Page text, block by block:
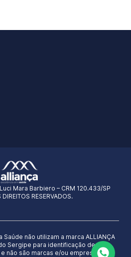
Mara Barbiero – CRM 120.433/SP
RESERVADOS.
Saúde não utilizam a marca ALLIANÇA
Sergipe para identificação de seus
não são marcas e/ou empresas